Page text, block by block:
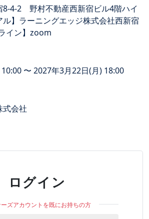
8-4-2 野村不動産西新宿ビル4階ハイ
】ラーニングエッジ株式会社西新宿
イン】zoom
〜 2027年3月22日(月) 18:00
式会社
ログイン
ズアカウントを既にお持ちの方